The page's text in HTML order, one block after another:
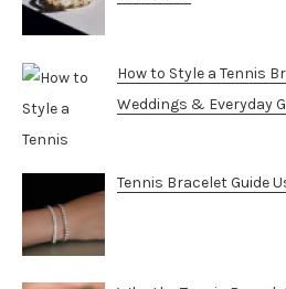
How to Style a Tennis
Weddings & Everyday
Tennis Bracelet Guide